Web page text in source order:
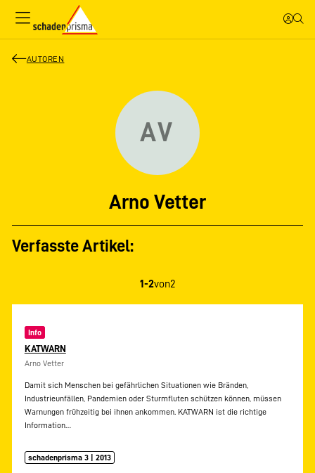
AUTOREN
AV
Arno Vetter
Verfasste Artikel:
1-2von2
Info
KATWARN
Arno Vetter
Damit sich Menschen bei gefährlichen Situationen wie Bränden,
Industrieunfällen, Pandemien oder Sturmfluten schützen können, müssen
Warnungen frühzeitig bei ihnen ankommen. KATWARN ist die richtige
Information…
schadenprisma 3 | 2013